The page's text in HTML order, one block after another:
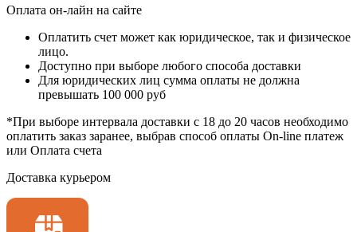
Оплата он‑лайн на сайте
Оплатить счет может как юридическое, так и физическое
лицо.
Доступно при выборе любого способа доставки
Для юридических лиц сумма оплаты не должна
превышать 100 000 руб
*При выборе интервала доставки с 18 до 20 часов необходимо
оплатить заказ заранее, выбрав способ оплаты On-line платеж
или Оплата счета
Доставка курьером